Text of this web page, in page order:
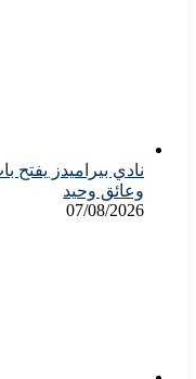
نادي بيراميدز
وعائق وحيد
07/08/2026